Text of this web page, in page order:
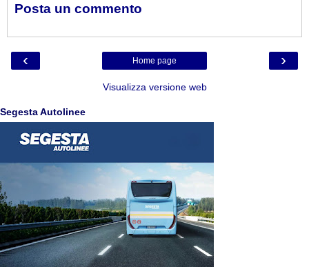
Posta un commento
‹ ›
Home page
Visualizza versione web
Segesta Autolinee